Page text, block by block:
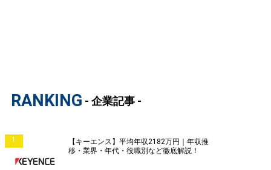
RANKING - 企業記事 -
1
【キーエンス】平均年収2182万円｜年収推
移・業界・年代・役職別など徹底解説！